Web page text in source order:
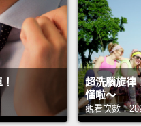
超洗腦旋律
懂啦～
觀看次數：